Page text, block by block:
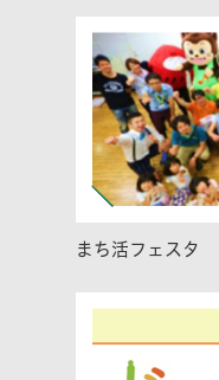
まち活フェスタ